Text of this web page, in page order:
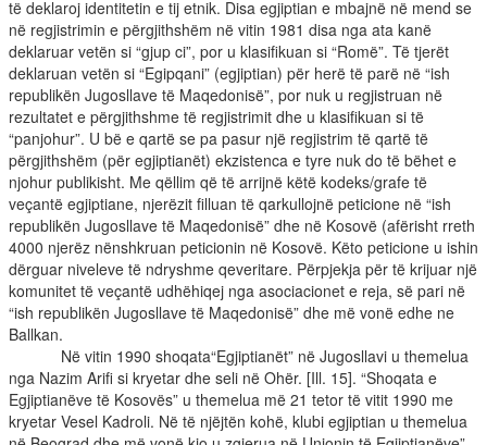
të deklaroj identitetin e tij etnik. Disa egjiptian e mbajnë në mend se
në regjistrimin e përgjithshëm në vitin 1981 disa nga ata kanë
deklaruar vetën si “gjup ci”, por u klasifikuan si “Romë”. Të tjerët
deklaruan vetën si “Egipqani” (egjiptian) për herë të parë në “ish
republikën Jugosllave të Maqedonisë”, por nuk u regjistruan në
rezultatet e përgjithshme të regjistrimit dhe u klasifikuan si të
“panjohur”. U bë e qartë se pa pasur një regjistrim të qartë të
përgjithshëm (për egjiptianët) ekzistenca e tyre nuk do të bëhet e
njohur publikisht. Me qëllim që të arrijnë këtë kodeks/grafe të
veçantë egjiptiane, njerëzit filluan të qarkullojnë peticione në “ish
republikën Jugosllave të Maqedonisë” dhe në Kosovë (afërisht rreth
4000 njerëz nënshkruan peticionin në Kosovë. Këto peticione u ishin
dërguar niveleve të ndryshme qeveritare. Përpjekja për të krijuar një
komunitet të veçantë udhëhiqej nga asociacionet e reja, së pari në
“ish republikën Jugosllave të Maqedonisë” dhe më vonë edhe ne
Ballkan.
Në vitin 1990 shoqata“Egjiptianët” në Jugosllavi u themelua
nga Nazim Arifi si kryetar dhe seli në Ohër. [Ill. 15]. “Shoqata e
Egjiptianëve të Kosovës” u themelua më 21 tetor të vitit 1990 me
kryetar Vesel Kadroli. Në të njëjtën kohë, klubi egjiptian u themelua